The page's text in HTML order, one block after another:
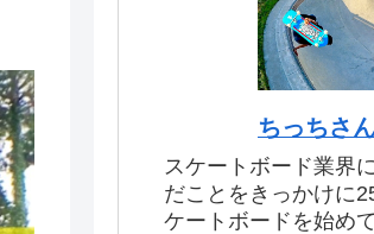
ちっちさ
スケートボード業界
だことをきっかけに
ケートボードを始め